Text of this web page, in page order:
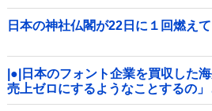
日本の神社仏閣が22日に１回燃えて
|●|日本のフォント企業を買収した
売上ゼロにするようなことするの
方針転換を……